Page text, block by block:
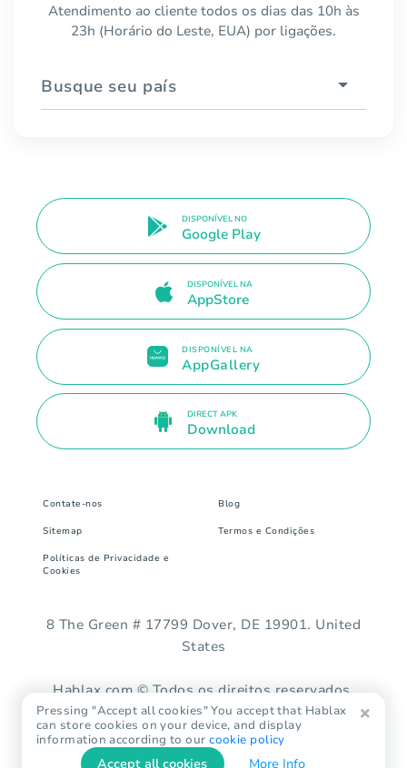
Atendimento ao cliente todos os dias das 10h às
23h (Horário do Leste, EUA) por ligações.
Busque seu país
DISPONÍVEL NO
Google Play
DISPONÍVEL NA
AppStore
DISPONÍVEL NA
AppGallery
DIRECT APK
Download
Contate-nos Blog
Sitemap Termos e Condições
Políticas de Privacidade e
Cookies
8 The Green # 17799 Dover, DE 19901. United
States
Hablax.com © Todos os direitos reservados.
Pressing "Accept all cookies" You accept that Hablax
can store cookies on your device, and display
information according to ourcookie policy
Accept all cookies More Info